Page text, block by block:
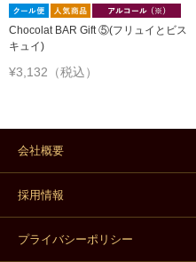
Chocolat BAR Gift ⑤(フリュイとビス
キュイ)
¥3,132（税込）
会社概要
採用情報
プライバシーポリシー